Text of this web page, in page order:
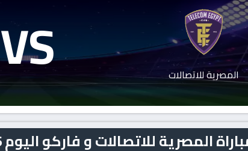
المصرية للاتصالات VS
للاتصالات و فاركو اليوم 2026-01-13 بث مباشر